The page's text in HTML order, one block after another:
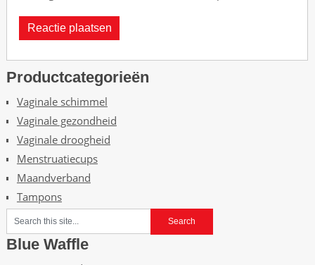
Productcategorieën
Vaginale schimmel
Vaginale gezondheid
Vaginale droogheid
Menstruatiecups
Maandverband
Tampons
Blue Waffle